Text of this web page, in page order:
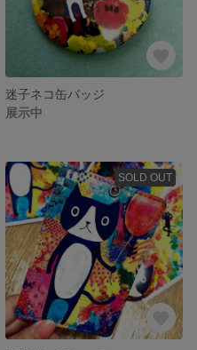
迷子ネコ缶バッジ
展示中
SOLD OUT